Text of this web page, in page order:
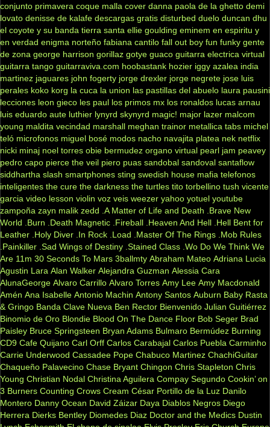
conjunto primavera coque malla cover danna paola de la ghetto demi
lovato denisse de kalafe descargas gratis disturbed duelo duncan dhu
el coyote y su banda tierra santa ellie goulding eminem en espiritu y
en verdad enigma norteño fabiana cantilo fall out boy fun funky gente
de zona george harrison gorillaz gotye guaco guitarra electrica virtual
guitarra tango guitarraviva.com hoobastank hozier iggy azalea india
martinez jaguares john fogerty jorge drexler jorge negrete jose luis
perales koko korg la cuca la union las pastillas del abuelo laura pausini
lecciones leon gieco les paul los primos mx los ronaldos lucas arnau
luis eduardo aute luthier lynyrd skynyrd magic! major lazer malcom
young maldita vecindad marshall meghan trainor metallica tabs michel
teló microfonos miguel bosé modos nacho navajita platea nek netflix
nicki minaj noel torres obie bermudez organo virtual pearl jam peavey
pedro capo pierce the veil piero puas sandobal sandoval santaflow
siddhartha slash smartphones sting swedish house mafia telefonos
inteligentes the cure the darkness the turtles tito torbellino tush vicente
garcia video lesson violin voz veis weezer yahoo yotuel youtube
zampoña zayn malik zedd .A Matter of Life and Death
.Brave New
World
.Burn .Death Magnetic .Fireball .Heaven And Hell .Hell Bent for
Leather .Holy Diver .In Rock .Load .Master Of The Rings .Mob Rules
.Painkiller .Sad Wings of Destiny .Stained Class .Wo Do We Think We
Are 11m 30 Seconds To Mars 3ballmty Abraham Mateo Adriana Lucia
Agustin Lara Alan Walker Alejandra Guzman Alessia Cara
AlunaGeorge Alvaro Carrillo Alvaro Torres Amy Lee Amy Macdonald
Amén Ana Isabelle Antonio Machin Antony Santos Auburn Baby Rasta
& Gringo Banda Clave Nueva Ben Rector Bienvenido Julian Guitiérrez
Binomio de Oro Blondie Blood On The Dance Floor Bob Seger Brad
Paisley Bruce Springsteen Bryan Adams Bulmaro Bermúdez Burning
CD9 Cafe Quijano Carl Orff Carlos Carabajal Carlos Puebla Carminho
Carrie Underwood Cassadee Pope Chabuco Martinez ChachiGuitar
Chaqueño Palavecino Chase Bryant Chingon Chris Stapleton Chris
Young Christian Nodal Christina Aguilera Compay Segundo Cookin’ on
3 Burners Counting Crows Cream César Portillo de la Luz Danilo
Montero Danny Ocean David Záizar Daya Diablos Negros Diego
Herrera Dierks Bentley Diomedes Diaz Doctor and the Medics Dustin